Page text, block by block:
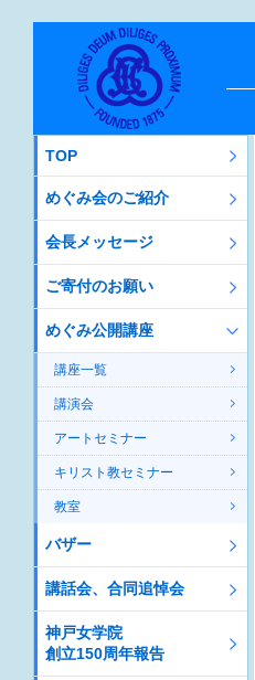
TOP
めぐみ会のご紹介
会長メッセージ
ご寄付のお願い
めぐみ公開講座
講座一覧
講演会
アートセミナー
キリスト教セミナー
教室
バザー
講話会、合同追悼会
神戸女学院
創立150周年報告